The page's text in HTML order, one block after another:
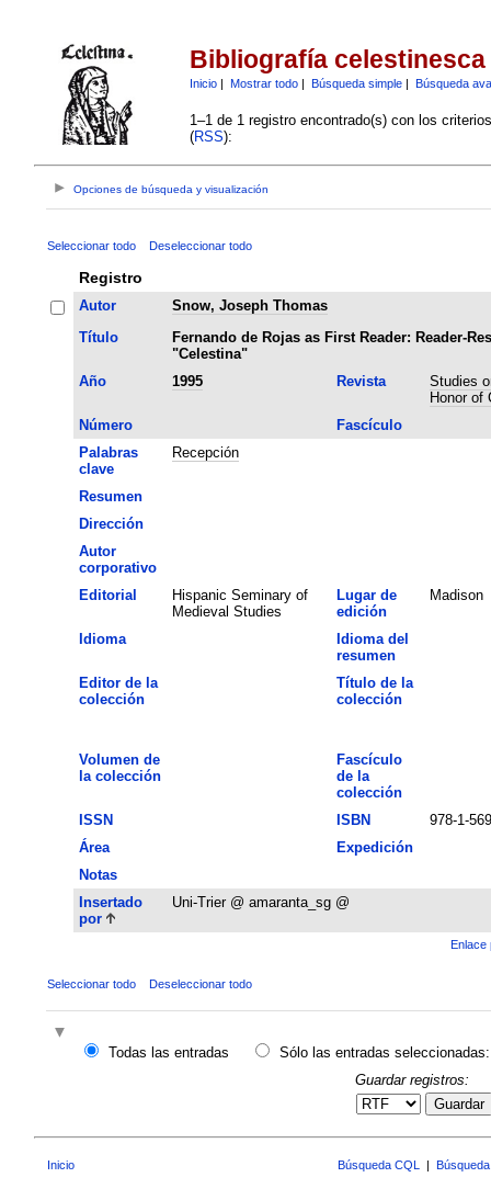
Bibliografía celestinesca
Inicio| Mostrar todo| Búsqueda simple| Búsqueda
1–1 de 1 registro encontrado(s) con los
(RSS):
Opciones de búsqueda y visualización
Seleccionar todo Deseleccionar todo
Registro
Autor
Snow, Joseph Thomas
Título
Fernando de Rojas as First Reader: Reader-
"Celestina"
Año
1995 Revista
Studies
Honor of
Número
Fascículo
Palabras
clave
Recepción
Resumen
Dirección
Autor
corporativo
Editorial
Hispanic Seminary of
Medieval Studies
Lugar de
edición
Madison
Idioma
Idioma del
resumen
Editor de la
colección
Título de la
colección
Volumen de
la colección
Fascículo
de la
colección
ISSN
ISBN
978-1-
Área
Expedición
Notas
Insertado
por
Uni-Trier @ amaranta_sg @
Enlace
Seleccionar todo Deseleccionar todo
Todas las entradas
Sólo las entradas seleccionadas:
Guardar registros:
Guardar
Inicio Búsqueda CQL